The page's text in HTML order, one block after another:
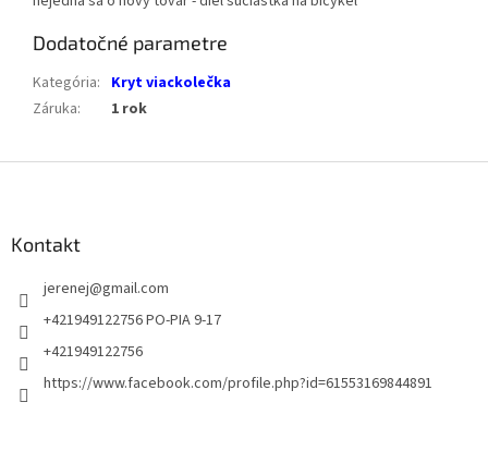
Dodatočné parametre
Kategória: Kryt viackolečka
Záruka: 1 rok
Kontakt
jerenej@gmail.com
+421949122756 PO-PIA 9-17
+421949122756
https://www.facebook.com/profile.php?id=61553169844891